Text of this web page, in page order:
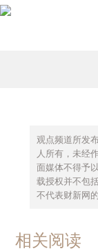
观点频道所发
人所有，未经
面媒体不得予
载授权并不包
不代表财新网
相关阅读